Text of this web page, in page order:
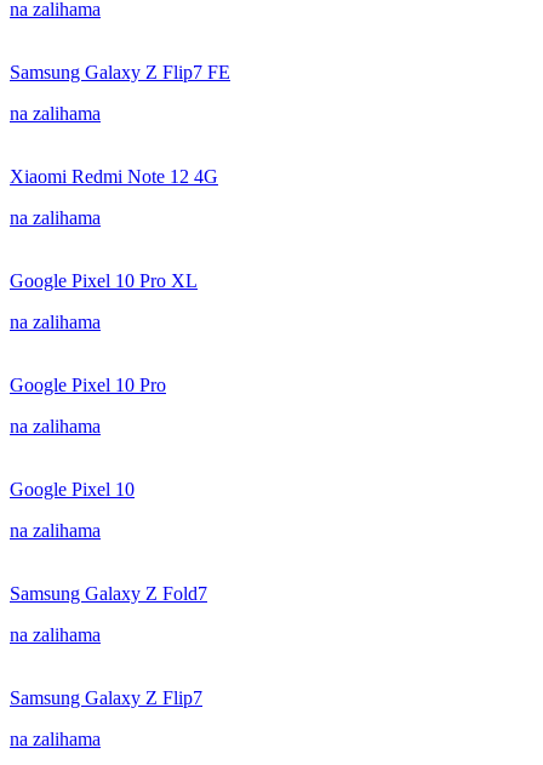
na zalihama
Samsung Galaxy Z Flip7 FE
na zalihama
Xiaomi Redmi Note 12 4G
na zalihama
Google Pixel 10 Pro XL
na zalihama
Google Pixel 10 Pro
na zalihama
Google Pixel 10
na zalihama
Samsung Galaxy Z Fold7
na zalihama
Samsung Galaxy Z Flip7
na zalihama